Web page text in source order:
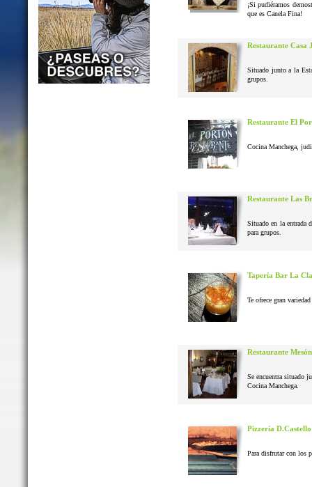
¡Si pudiéramos
que es Canela Fina!
Restaurante Casa
Situado junto a la
grupos.
Restaurante El
Cocina Manchega,
Restaurante Las
Situado en la entrada
para grupos.
Tapería Bar La
Te ofrece gran
Restaurante
Se encuentra situado
Cocina Manchega.
Pizzería D.Castello
Para disfrutar con los